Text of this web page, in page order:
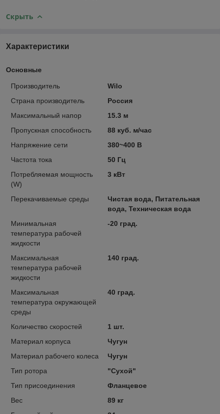
Скрыть
Характеристики
Основные
Производитель
Wilo
Страна производитель
Россия
Максимальный напор
15.3 м
Пропускная способность
88 куб. м/час
Напряжение сети
380~400 В
Частота тока
50 Гц
Потребляемая мощность
(W)
3 кВт
Перекачиваемые среды
Чистая вода, Питательная
вода, Техническая вода
Минимальная
температура рабочей
жидкости
-20 град.
Максимальная
температура рабочей
жидкости
140 град.
Максимальная
температура окружающей
среды
40 град.
Количество скоростей
1 шт.
Материал корпуса
Чугун
Материал рабочего колеса
Чугун
Тип ротора
"Сухой"
Тип присоединения
Фланцевое
Вес
89 кг